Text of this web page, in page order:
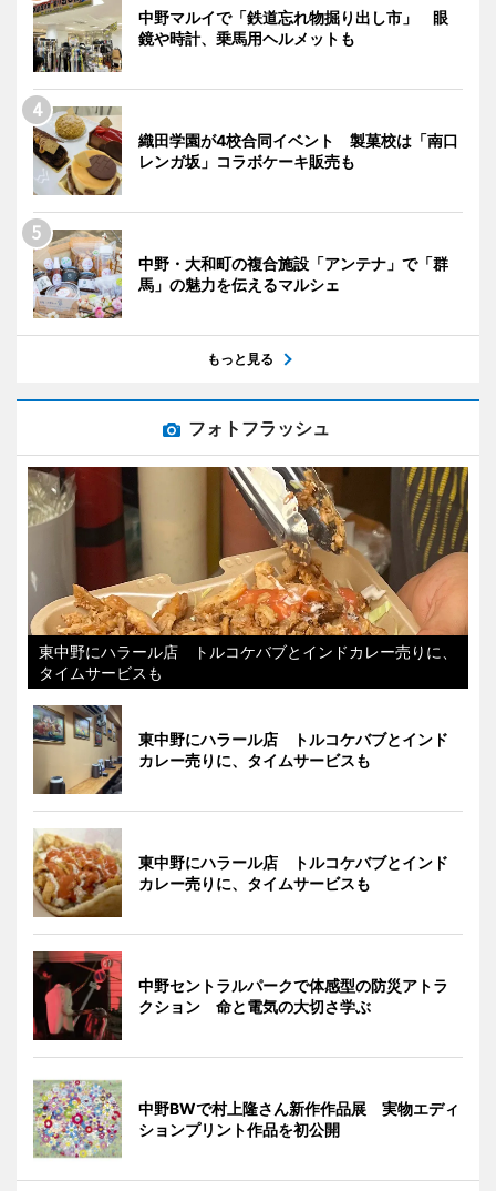
中野マルイで「鉄道忘れ物掘り出し市」 眼
鏡や時計、乗馬用ヘルメットも
織田学園が4校合同イベント 製菓校は「南口
レンガ坂」コラボケーキ販売も
中野・大和町の複合施設「アンテナ」で「群
馬」の魅力を伝えるマルシェ
もっと見る
フォトフラッシュ
東中野にハラール店 トルコケバブとインドカレー売りに、
タイムサービスも
東中野にハラール店 トルコケバブとインド
カレー売りに、タイムサービスも
東中野にハラール店 トルコケバブとインド
カレー売りに、タイムサービスも
中野セントラルパークで体感型の防災アトラ
クション 命と電気の大切さ学ぶ
中野BWで村上隆さん新作作品展 実物エディ
ションプリント作品を初公開